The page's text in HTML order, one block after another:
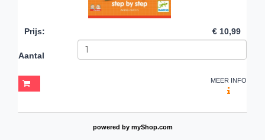
Prijs: € 10,99
Aantal
MEER INFO
powered by myShop.com